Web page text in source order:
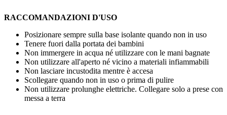
RACCOMANDAZIONI D'USO
Posizionare sempre sulla base isolante quando non in uso
Tenere fuori dalla portata dei bambini
Non immergere in acqua né utilizzare con le mani bagnate
Non utilizzare all'aperto né vicino a materiali infiammabili
Non lasciare incustodita mentre è accesa
Scollegare quando non in uso o prima di pulire
Non utilizzare prolunghe elettriche. Collegare solo a prese con
messa a terra